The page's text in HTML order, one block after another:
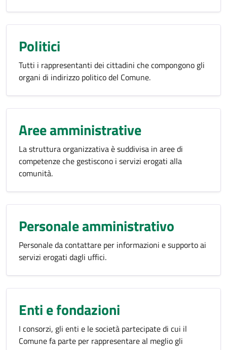
Politici
Tutti i rappresentanti dei cittadini che compongono gli
organi di indirizzo politico del Comune.
Aree amministrative
La struttura organizzativa è suddivisa in aree di
competenze che gestiscono i servizi erogati alla
comunità.
Personale amministrativo
Personale da contattare per informazioni e supporto ai
servizi erogati dagli uffici.
Enti e fondazioni
I consorzi, gli enti e le società partecipate di cui il
Comune fa parte per rappresentare al meglio gli